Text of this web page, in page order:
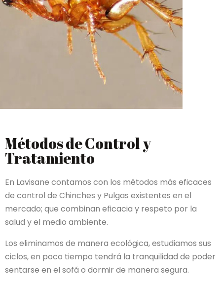
Métodos de Control y
Tratamiento
En Lavisane contamos con los métodos más eficaces
de control de Chinches y Pulgas existentes en el
mercado; que combinan eficacia y respeto por la
salud y el medio ambiente.
Los eliminamos de manera ecológica, estudiamos sus
ciclos, en poco tiempo tendrá la tranquilidad de poder
sentarse en el sofá o dormir de manera segura.